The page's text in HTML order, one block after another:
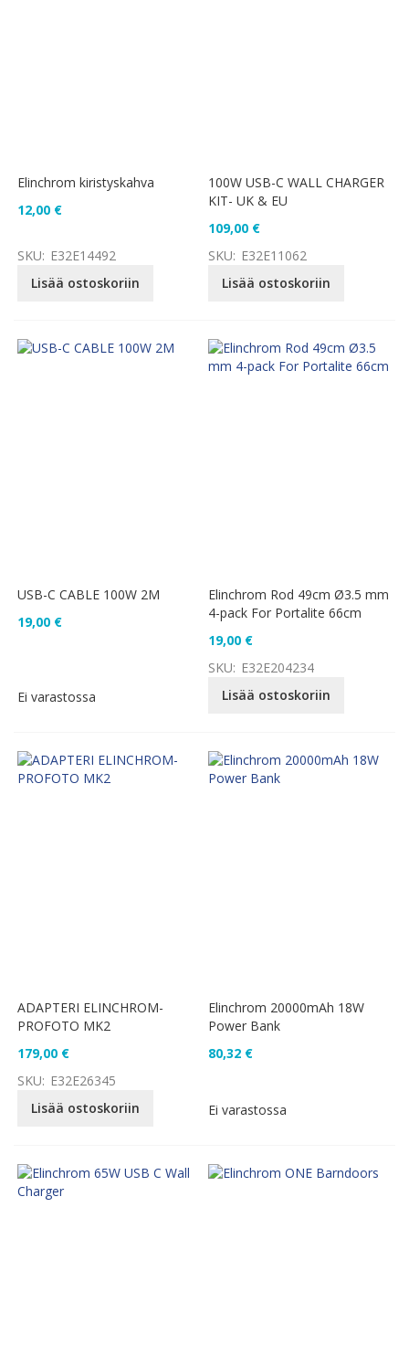
Elinchrom kiristyskahva
12,00 €
SKU: E32E14492
Lisää ostoskoriin
100W USB-C WALL CHARGER
KIT- UK & EU
109,00 €
SKU: E32E11062
Lisää ostoskoriin
USB-C CABLE 100W 2M
19,00 €
Ei varastossa
Elinchrom Rod 49cm Ø3.5 mm
4-pack For Portalite 66cm
19,00 €
SKU: E32E204234
Lisää ostoskoriin
ADAPTERI ELINCHROM-
PROFOTO MK2
179,00 €
SKU: E32E26345
Lisää ostoskoriin
Elinchrom 20000mAh 18W
Power Bank
80,32 €
Ei varastossa